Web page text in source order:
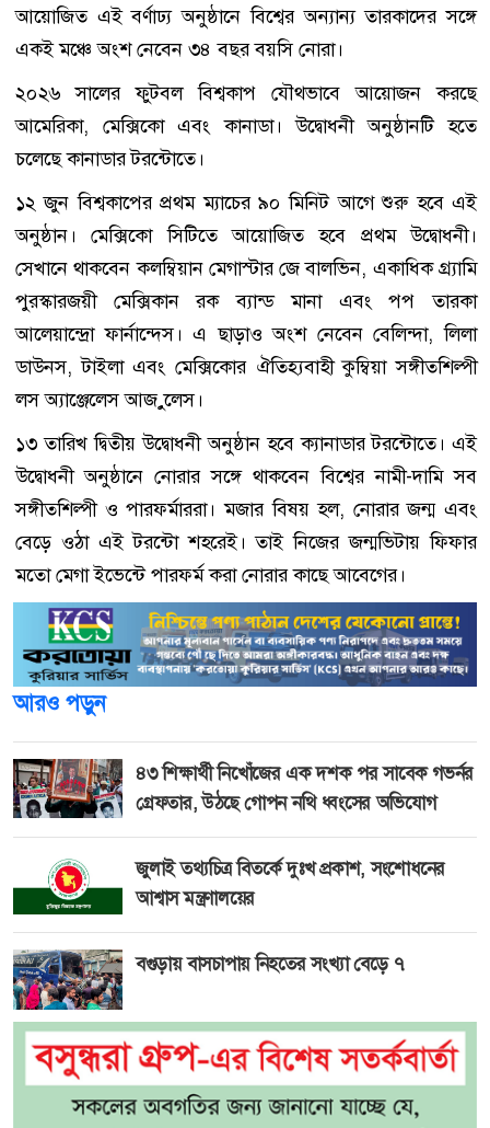
আয়োজিত এই বর্ণাঢ্য অনুষ্ঠানে বিশ্বের অন্যান্য তারকাদের সঙ্গে
একই মঞ্চে অংশ নেবেন ৩৪ বছর বয়সি নোরা।
২০২৬ সালের ফুটবল বিশ্বকাপ যৌথভাবে আয়োজন করছে
আমেরিকা, মেক্সিকো এবং কানাডা। উদ্বোধনী অনুষ্ঠানটি হতে
চলেছে কানাডার টরন্টোতে।
১২ জুন বিশ্বকাপের প্রথম ম্যাচের ৯০ মিনিট আগে শুরু হবে এই
অনুষ্ঠান। মেক্সিকো সিটিতে আয়োজিত হবে প্রথম উদ্বোধনী।
সেখানে থাকবেন কলম্বিয়ান মেগাস্টার জে বালভিন, একাধিক গ্র্যামি
পুরস্কারজয়ী মেক্সিকান রক ব্যান্ড মানা এবং পপ তারকা
আলেয়ান্দ্রো ফার্নান্দেস। এ ছাড়াও অংশ নেবেন বেলিন্দা, লিলা
ডাউনস, টাইলা এবং মেক্সিকোর ঐতিহ্যবাহী কুম্বিয়া সঙ্গীতশিল্পী
লস অ্যাঞ্জেলেস আজ়ুলেস।
১৩ তারিখ দ্বিতীয় উদ্বোধনী অনুষ্ঠান হবে ক্যানাডার টরন্টোতে। এই
উদ্বোধনী অনুষ্ঠানে নোরার সঙ্গে থাকবেন বিশ্বের নামী-দামি সব
সঙ্গীতশিল্পী ও পারফর্মাররা। মজার বিষয় হল, নোরার জন্ম এবং
বেড়ে ওঠা এই টরন্টো শহরেই। তাই নিজের জন্মভিটায় ফিফার
মতো মেগা ইভেন্টে পারফর্ম করা নোরার কাছে আবেগের।
আরও পড়ুন
৪৩ শিক্ষার্থী নিখোঁজের এক দশক পর সাবেক গভর্নর
গ্রেফতার, উঠছে গোপন নথি ধ্বংসের অভিযোগ
জুলাই তথ্যচিত্র বিতর্কে দুঃখ প্রকাশ, সংশোধনের
আশ্বাস মন্ত্রণালয়ের
বগুড়ায় বাসচাপায় নিহতের সংখ্যা বেড়ে ৭